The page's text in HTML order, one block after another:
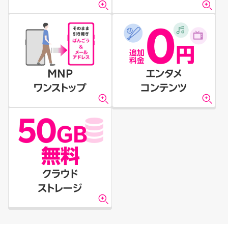
MNP
ワンストップ
エンタメ
コンテンツ
クラウド
ストレージ